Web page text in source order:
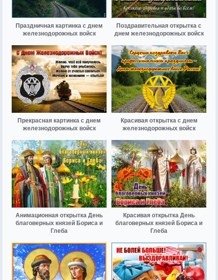
Праздничная картинка с днем
железнодорожных войск
Поздравительная открытка с
днем железнодорожных войск
Прекрасная картинка с днем
железнодорожных войск
Красивая открытка с днем
железнодорожных войск
Анимационная открытка День
благоверных князей Бориса и
Глеба
Красивая открытка День
благоверных князей Бориса и
Глеба